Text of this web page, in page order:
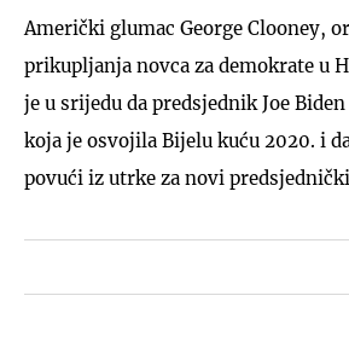
Američki glumac George Clooney,
prikupljanja novca za demokrate u
je u srijedu da predsjednik Joe
koja je osvojila Bijelu kuću 2020. i
povući iz utrke za novi